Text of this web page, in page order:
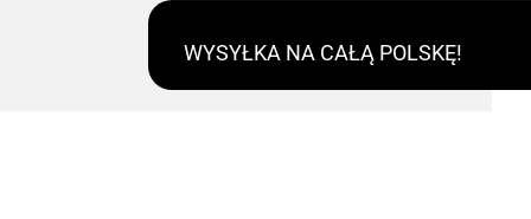
WYSYŁKA NA CAŁĄ POLSKĘ!